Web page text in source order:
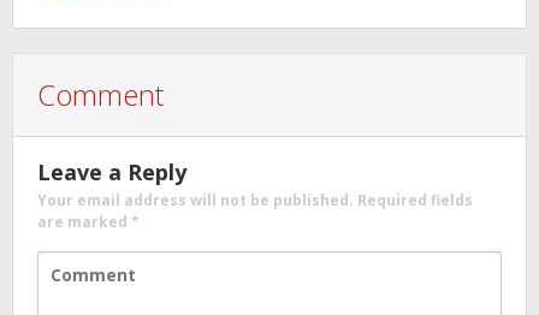
Comment
Leave a Reply
Your email address will not be published. Required fields
are marked *